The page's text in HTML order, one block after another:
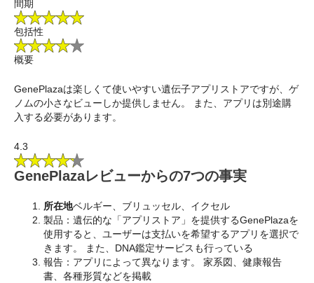
間期
包括性
概要
GenePlazaは楽しくて使いやすい遺伝子アプリストアですが、ゲ
ノムの小さなビューしか提供しません。 また、アプリは別途購
入する必要があります。
4.3
GenePlazaレビューからの7つの事実
所在地ベルギー、ブリュッセル、イクセル
製品：遺伝的な「アプリストア」を提供するGenePlazaを
使用すると、ユーザーは支払いを希望するアプリを選択で
きます。 また、DNA鑑定サービスも行っている
報告：アプリによって異なります。 家系図、健康報告
書、各種形質などを掲載